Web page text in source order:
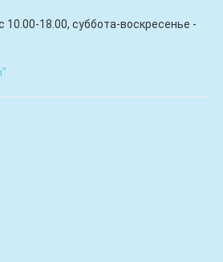
10.00-18.00, суббота-воскресенье -